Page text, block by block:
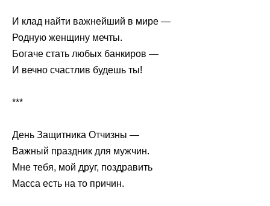
И клад найти важнейший в мире —
Родную женщину мечты.
Богаче стать любых банкиров —
И вечно счастлив будешь ты!
***
День Защитника Отчизны —
Важный праздник для мужчин.
Мне тебя, мой друг, поздравить
Масса есть на то причин.